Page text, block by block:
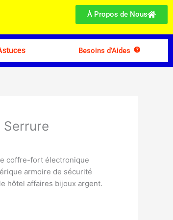
À Propos de Nous
Besoins d’Aides
coffre-fort électronique
armoire de sécurité
hôtel affaires bijoux argent.